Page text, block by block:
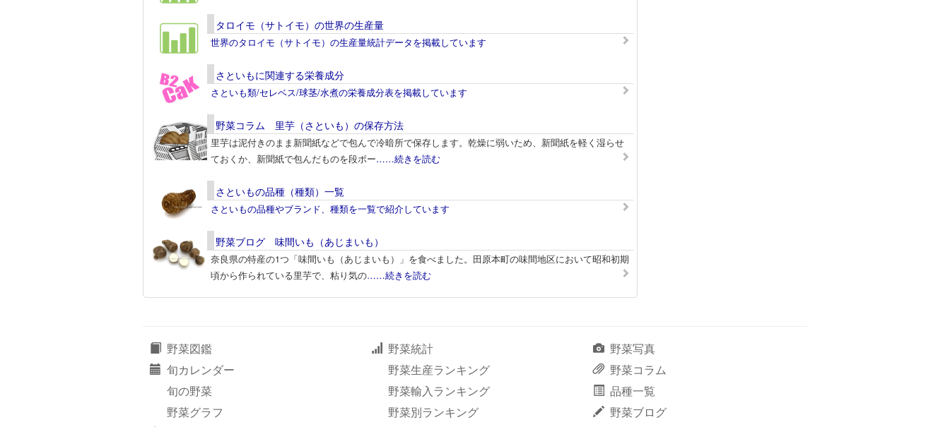
タロイモ（サトイモ）の世界の生産量
世界のタロイモ（サトイモ）の生産量統計データを掲載しています
さといもに関連する栄養成分
さといも類/セレベス/球茎/水煮の栄養成分表を掲載しています
野菜コラム 里芋（さといも）の保存方法
里芋は泥付きのまま新聞紙などで包んで冷暗所で保存します。乾燥に弱いため、新聞紙を軽く湿らせ
ておくか、新聞紙で包んだものを段ボー……続きを読む
さといもの品種（種類）一覧
さといもの品種やブランド、種類を一覧で紹介しています
野菜ブログ 味間いも（あじまいも）
奈良県の特産の1つ「味間いも（あじまいも）」を食べました。田原本町の味間地区において昭和初期
頃から作られている里芋で、粘り気の……続きを読む
野菜図鑑
旬カレンダー
旬の野菜
野菜グラフ
野菜統計
野菜生産ランキング
野菜輸入ランキング
野菜別ランキング
野菜写真
野菜コラム
品種一覧
野菜ブログ